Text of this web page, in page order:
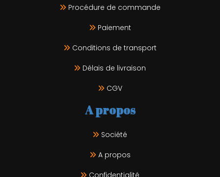
Procédure de commande
Paiement
Conditions de transport
Délais de livraison
CGV
A propos
Société
A propos